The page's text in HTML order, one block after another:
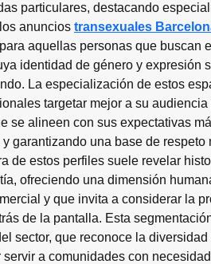
particulares, destacando
anuncios transexuales
aquellas personas que buscan
identidad de género y expresión
La especialización de estos
targetar mejor a su
se alineen con sus expectativas
garantizando una base de respeto
de estos perfiles suele revelar
ofreciendo una dimensión
y que invita a considerar la
de la pantalla. Esta
sector, que reconoce la diversidad
a comunidades con